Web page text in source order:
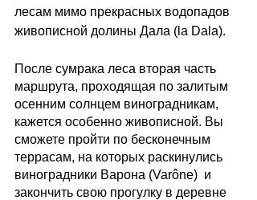
лесам мимо прекрасных водопадов
живописной долины Дала (la Dala).
После сумрака леса вторая часть
маршрута, проходящая по залитым
осенним солнцем виноградникам,
кажется особенно живописной. Вы
сможете пройти по бесконечным
террасам, на которых раскинулись
виноградники Варона (Varône)  и
закончить свою прогулку в деревне